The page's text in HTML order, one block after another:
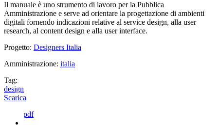
Il manuale è uno strumento di lavoro per la Pubblica
Amministrazione e serve ad orientare la progettazione di ambienti
digitali fornendo indicazioni relative al service design, alla user
research, al content design e alla user interface.
Progetto: Designers Italia
Amministrazione: italia
Tag:
design
Scarica
pdf